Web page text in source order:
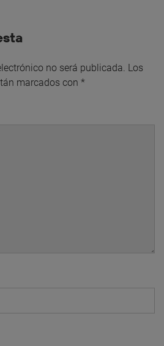
no será publicada. Los
marcados con *